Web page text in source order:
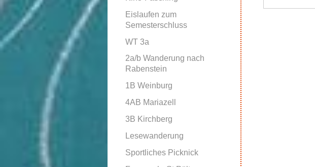
Eislaufen zum
Semesterschluss
WT 3a
2a/b Wanderung nach
Rabenstein
1B Weinburg
4AB Mariazell
3B Kirchberg
Lesewanderung
Sportliches Picknick